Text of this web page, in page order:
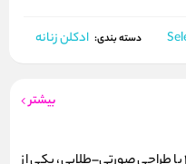
دسته بندی: ادکلن زنانه
بیشتر